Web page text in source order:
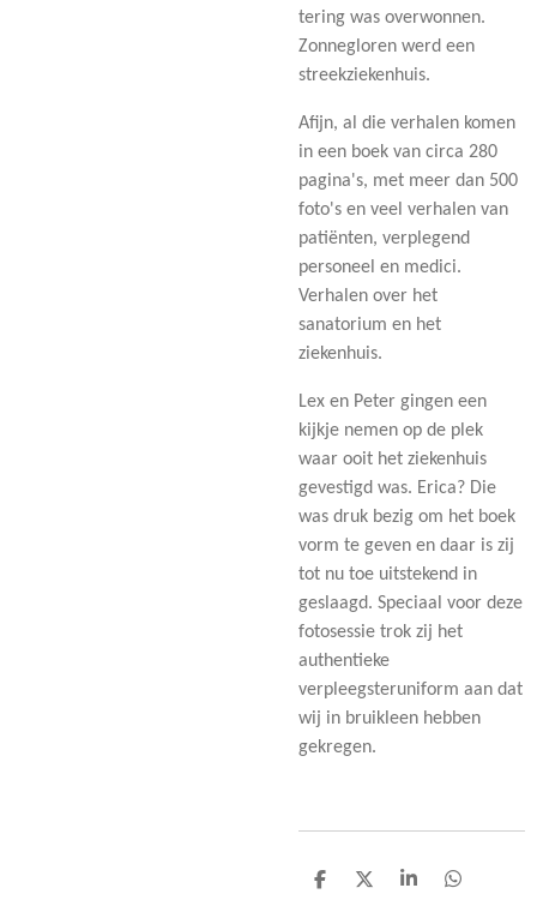
tering was overwonnen.
Zonnegloren werd een
streekziekenhuis.
Afijn, al die verhalen komen
in een boek van circa 280
pagina's, met meer dan 500
foto's en veel verhalen van
patiënten, verplegend
personeel en medici.
Verhalen over het
sanatorium en het
ziekenhuis.
Lex en Peter gingen een
kijkje nemen op de plek
waar ooit het ziekenhuis
gevestigd was. Erica? Die
was druk bezig om het boek
vorm te geven en daar is zij
tot nu toe uitstekend in
geslaagd. Speciaal voor deze
fotosessie trok zij het
authentieke
verpleegsteruniform aan dat
wij in bruikleen hebben
gekregen.
D
D
S
D